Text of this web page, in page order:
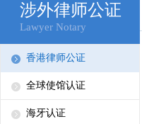
涉外律师公证
Lawyer Notary
香港律师公证
全球使馆认证
海牙认证